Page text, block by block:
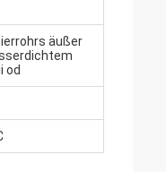
äußer
od